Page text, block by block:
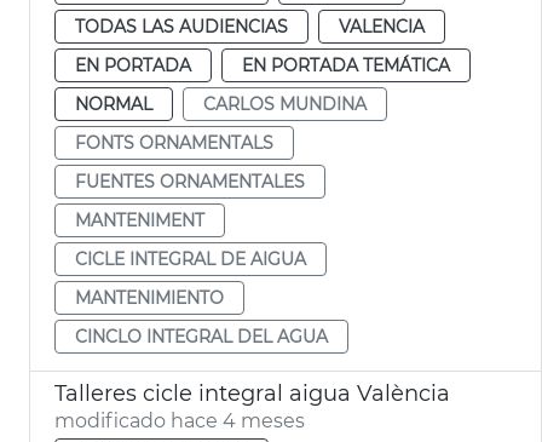
TODAS LAS AUDIENCIAS
VALENCIA
EN PORTADA
EN PORTADA TEMÁTICA
NORMAL
CARLOS MUNDINA
FONTS ORNAMENTALS
FUENTES ORNAMENTALES
MANTENIMENT
CICLE INTEGRAL DE AIGUA
MANTENIMIENTO
CINCLO INTEGRAL DEL AGUA
Talleres cicle integral aigua València
modificado hace 4 meses